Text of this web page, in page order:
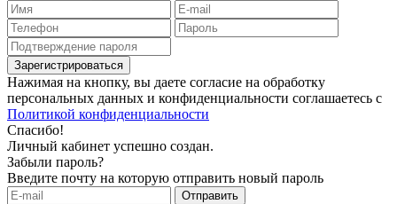
Зарегистрироваться
Нажимая на кнопку, вы даете согласие на обработку
персональных данных и конфиденциальности соглашаетесь с
Политикой конфиденциальности
Спасибо!
Личный кабинет успешно создан.
Забыли пароль?
Введите почту на которую отправить новый пароль
Отправить